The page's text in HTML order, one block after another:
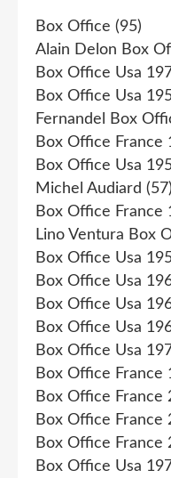
Box Office (95)
Alain Delon Box
Box Office Usa
Box Office Usa
Fernandel Box
Box Office France
Box Office Usa
Michel Audiard (57)
Box Office France
Lino Ventura Box
Box Office Usa
Box Office Usa
Box Office Usa
Box Office Usa
Box Office Usa
Box Office France
Box Office France
Box Office France
Box Office France
Box Office Usa